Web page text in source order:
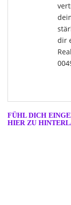
dir
FÜHL DICH
HIER ZU